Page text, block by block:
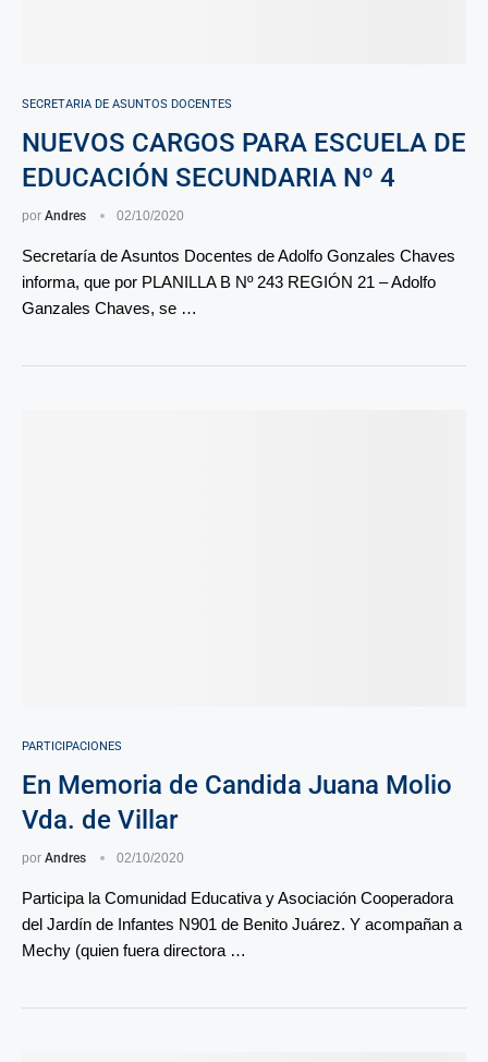
SECRETARIA DE ASUNTOS DOCENTES
NUEVOS CARGOS PARA ESCUELA DE
EDUCACIÓN SECUNDARIA Nº 4
por Andres 02/10/2020
Secretaría de Asuntos Docentes de Adolfo Gonzales Chaves
informa, que por PLANILLA B Nº 243 REGIÓN 21 – Adolfo
Ganzales Chaves, se …
PARTICIPACIONES
En Memoria de Candida Juana Molio
Vda. de Villar
por Andres 02/10/2020
Participa la Comunidad Educativa y Asociación Cooperadora
del Jardín de Infantes N901 de Benito Juárez. Y acompañan a
Mechy (quien fuera directora …